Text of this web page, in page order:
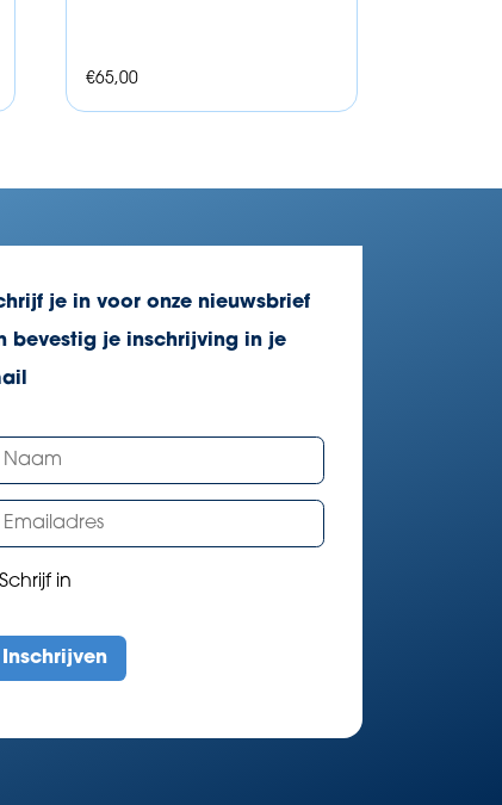
€65,00
je in voor onze nieuwsbrief
bevestig je inschrijving in je
Schrijf in